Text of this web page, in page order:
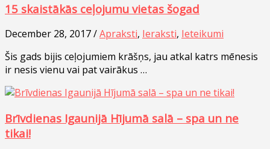
15 skaistākās ceļojumu vietas šogad
December 28, 2017 /Apraksti, Ieraksti, Ieteikumi
Šis gads bijis ceļojumiem krāšņs, jau atkal katrs mēnesis
ir nesis vienu vai pat vairākus …
Brīvdienas Igaunijā Hījumā salā – spa un ne
tikai!